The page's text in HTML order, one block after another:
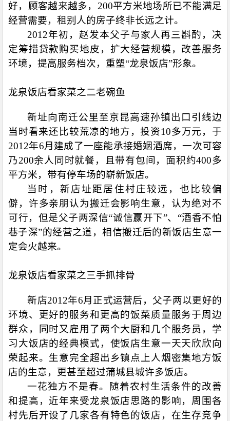
好，顾客越来越多， 200平方米地场所已不能满足
经营需要，租别人的房子终非长远之计。
2012年初，赵发本父子与家人再三斟酌，决
定筹措贷款购买地皮，扩大经营规模，改善服务
环境，提高服务档次，重塑“龙泉饭店”形象。
龙泉饭店看家菜之二老碗鱼
新址向南迁公里至京昆高速孙镇出口引线边
当时看来还比较荒凉的地方，投资10多万元，于
2012年6月建成了一座能承接婚姻酒席，一次可容
乃200余人同时就餐，且带有包间，面积约400多
平方米，带有停车场的崭新饭店。
当时，新店址距居住村庄较远，也比较偏
僻，许多亲朋认为搬迁会影响生意，认为绝对不
可行，但是父子两深信“诚信赢开下”、“酒香不怕
巷子深”的经营之道，相信搬迁后的新饭店生意一
定会火越来。
龙泉饭店看家菜之三手抓排骨
新店2012年6月正式运营后，父子两以更好的
环境、更好的服务和更高的饭菜质量服务于周边
群众，同时又雇用了两个大厨和几个服务员，学
习大饭店的经典模式，使饭店生意一天天欣欣向
荣起来。生意完全超出乡镇点上人烟密集地方饭
店的生意，更甚至超过蒲城县城许多饭店。
一花独方不是春。随着农村生活条件的改善
和提高，近年来受龙泉饭店思路的影响，周围各
村先后开设了几家各有特色的饭店，在生存竞争